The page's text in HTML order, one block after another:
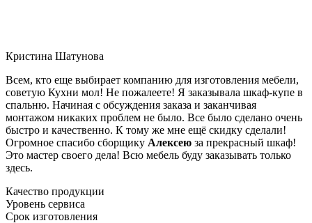
Кристина Шатунова
Всем, кто еще выбирает компанию для изготовления мебели,
советую Кухни мол! Не пожалеете! Я заказывала шкаф-купе в
спальню. Начиная с обсуждения заказа и заканчивая
монтажом никаких проблем не было. Все было сделано очень
быстро и качественно. К тому же мне ещё скидку сделали!
Огромное спасибо сборщику Алексею за прекрасный шкаф!
Это мастер своего дела! Всю мебель буду заказывать только
здесь.
Качество продукции
Уровень сервиса
Срок изготовления